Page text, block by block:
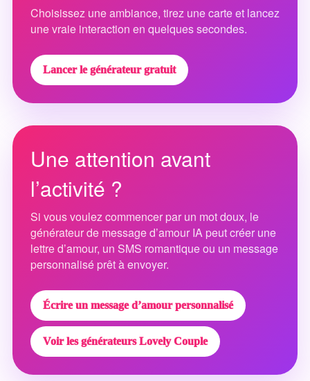
Choisissez une ambiance, tirez une carte et lancez
une vraie interaction en quelques secondes.
Lancer le générateur gratuit
Une attention avant
l’activité ?
Si vous voulez commencer par un mot doux, le
générateur de message d’amour IA peut créer une
lettre d’amour, un SMS romantique ou un message
personnalisé prêt à envoyer.
Écrire un message d’amour personnalisé
Voir les générateurs Lovely Couple